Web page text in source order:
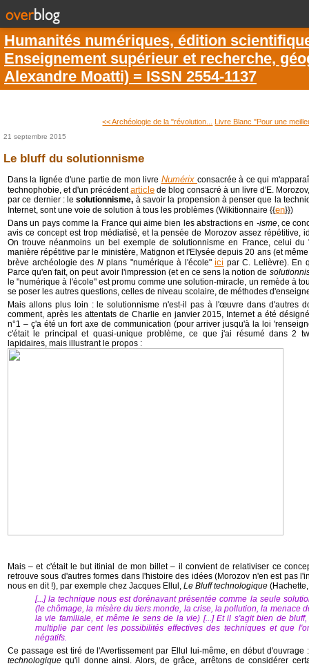
Humanités numériques, édition
Enseignement supérieur et recherche,
Alexandre Moatti) = ISSN 2554-1137
<< Archéologie de la "révolution... Livre Blanc "Pour une
21 septembre 2015
Le bluff du solutionnisme
Dans la lignée d'une partie de mon livre Numérixconsacrée à ce qui
technophobie, et d'un précédentarticle de blog consacré à un livre d'E.
par ce dernier : lesolutionnisme, à savoir la propension à penser que la
Internet, sont une voie de solution à tous les problèmes (Wikitionnaire {{en}})
Dans un pays comme la France qui aime bien les abstractions en -isme, ce
avis ce concept est trop médiatisé, et la pensée de Morozov assez répétitive,
On trouve néanmoins un bel exemple de solutionnisme en France, celui
manière répétitive par le ministère, Matignon et l'Elysée depuis 20 ans (et
brève archéologie des Nplans "numérique à l'école"ici par C. Lelièvre). En
Parce qu'en fait, on peut avoir l'impression (et en ce sens la notion de
le "numérique à l'école" est promu comme une solution-miracle, un remède à
se poser les autres questions, celles de niveau scolaire, de méthodes
Mais allons plus loin : le solutionnisme n'est-il pas à l'œuvre dans d'autres
comment, après les attentats de Charlie en janvier 2015, Internet a été
n°1 – ç'a été un fort axe de communication (pour arriver jusqu'à la loi
c'était le principal et quasi-unique problème, ce que j'ai résumé dans 2
lapidaires, mais illustrant le propos :
Mais – et c'était le but itinial de mon billet – il convient de relativiser ce
retrouve sous d'autres formes dans l'histoire des idées (Morozov n'en est pas
nous en dit !), par exemple chez Jacques Ellul, Le Bluff technologique
[...] la technique nous est dorénavant présentée comme la seule
(le chômage, la misère du tiers monde, la crise, la pollution, la menace
la vie familiale, et même le sens de la vie) [...] Et il s'agit bien de
multiplie par cent les possibilités effectives des techniques et que
négatifs.
Ce passage est tiré de l'Avertissement par Ellul lui-même, en début
technologique qu'il donne ainsi. Alors, de grâce, arrêtons de considérer